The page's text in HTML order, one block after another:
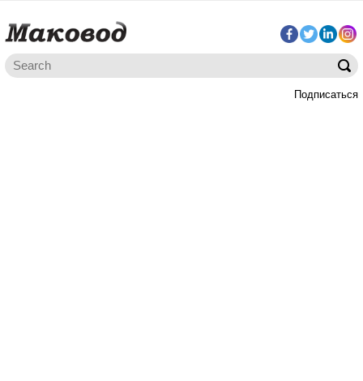
Подписаться